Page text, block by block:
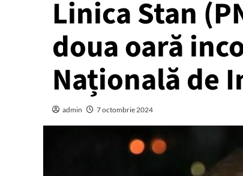
Linica Stan
doua oară
Națională de
admin 7 octombrie 2024